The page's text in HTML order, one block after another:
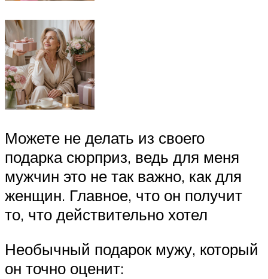
Можете не делать из своего
подарка сюрприз, ведь для меня
мужчин это не так важно, как для
женщин. Главное, что он получит
то, что действительно хотел
Необычный подарок мужу, который
он точно оценит: